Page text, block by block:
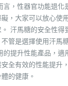
，性器官功能退化
，大家可以放心使
汗馬糖的安全性得
管是選擇使用汗馬
的提升性能產品，適
全有效的性能提升
的健康。